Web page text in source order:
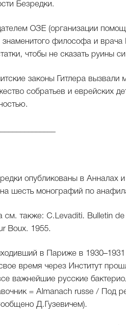
Безредки.
ОЗЕ (организации
философа и врача
чтобы не сказать руины
законы Гитлера
собратьев и еврейских
опубликованы в Анналах
шесть монографий по
см. также: C.Levaditi. Bulletin
Boux. 1955.
в Париже в 1930–1931
время через Институт
важнейшие русские
= Almanach russe / Под
Д.Гузевичем).